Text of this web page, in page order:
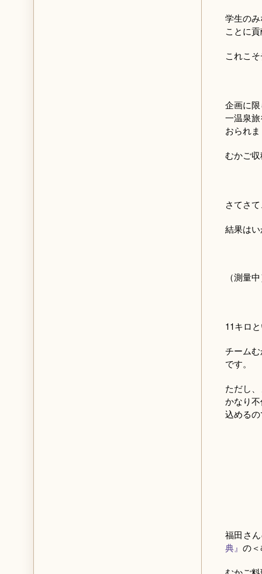
学生の
ことに
これこ
企画に
一温泉
おられ
むかご
さてさ
結果は
（測量
11キロ
チーム
です。
ただし
かなり
込める
福田さ
典』 の